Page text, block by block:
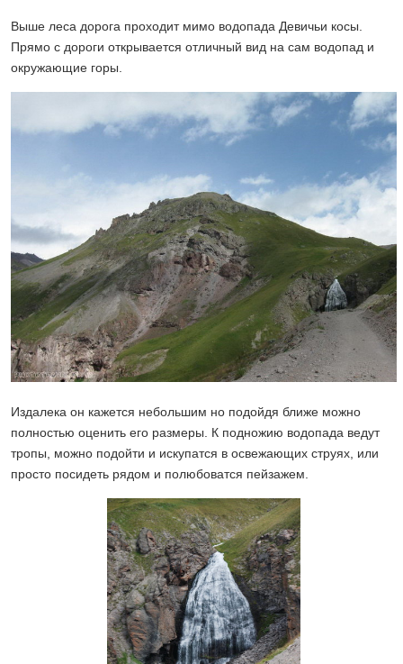
Выше леса дорога проходит мимо водопада Девичьи косы.
Прямо с дороги открывается отличный вид на сам водопад и
окружающие горы.
Издалека он кажется небольшим но подойдя ближе можно
полностью оценить его размеры. К подножию водопада ведут
тропы, можно подойти и искупатся в освежающих струях, или
просто посидеть рядом и полюбоватся пейзажем.